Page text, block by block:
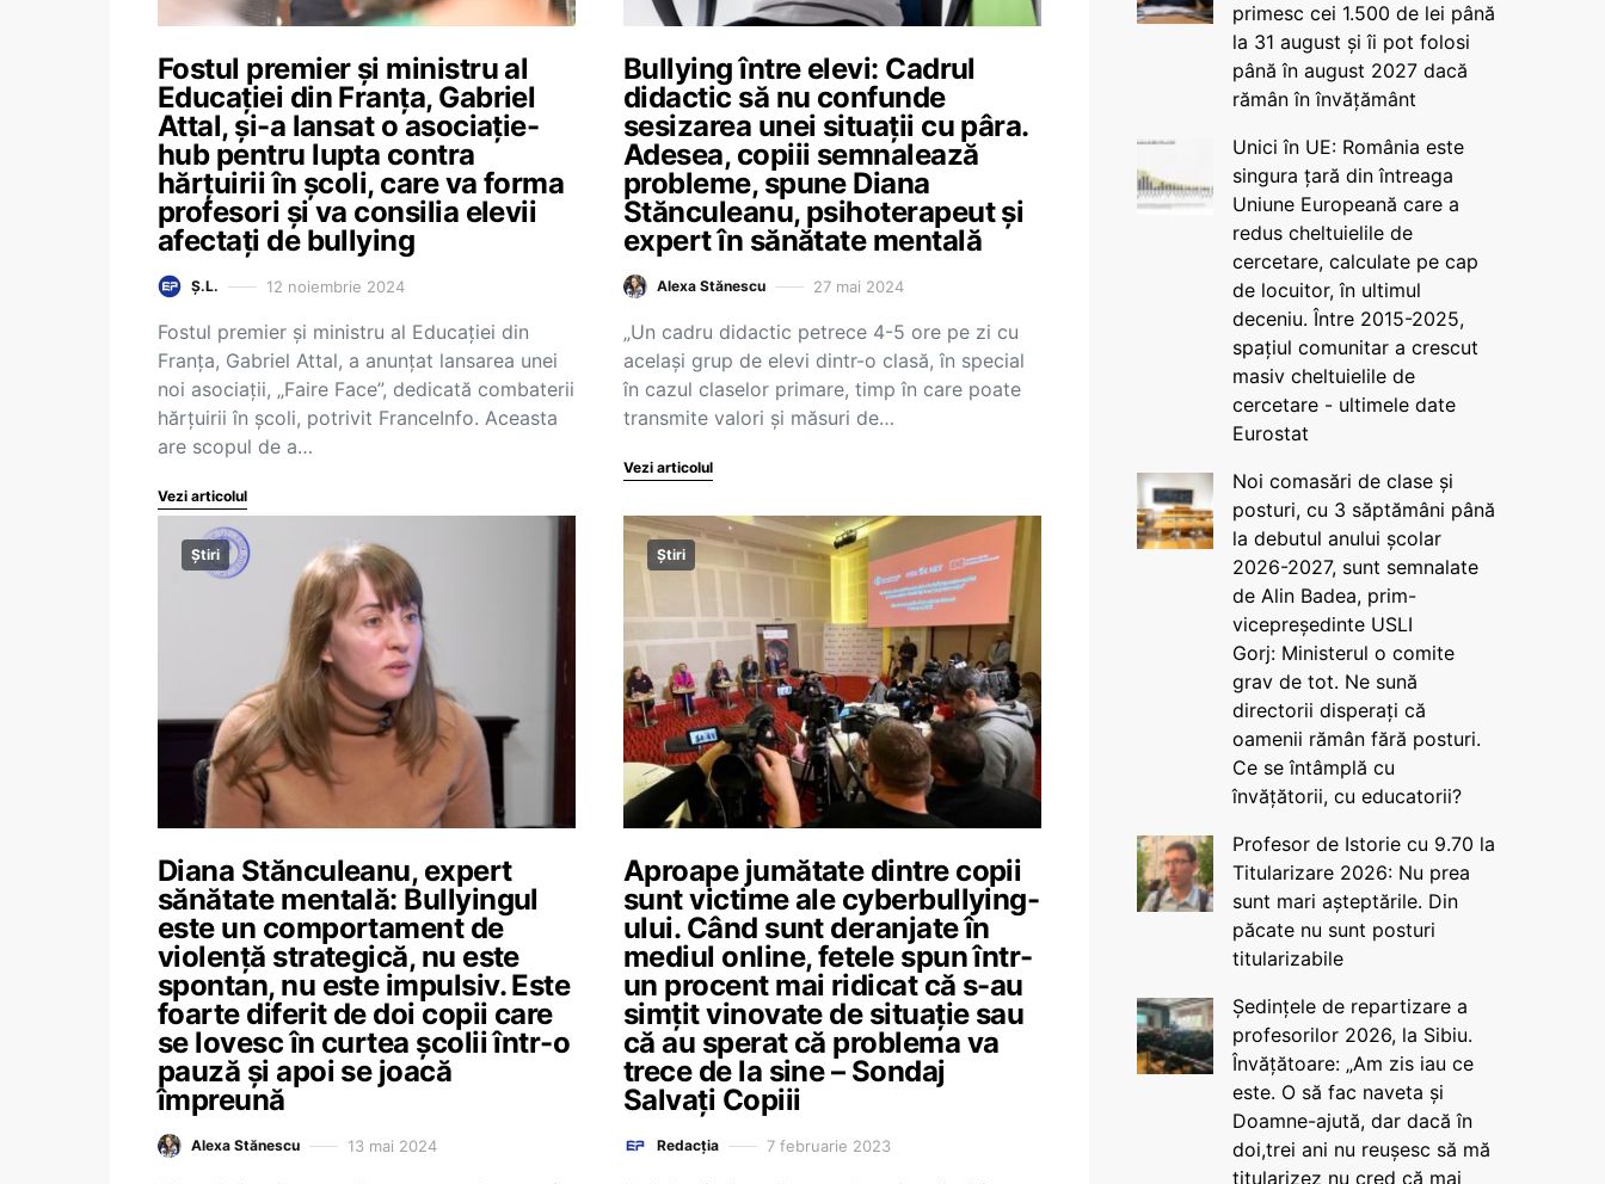
Fostul premier și ministru al
Educației din Franța, Gabriel
Attal, și-a lansat o asociație-
hub pentru lupta contra
hărțuirii în școli, care va forma
profesori și va consilia elevii
afectați de bullying
Ș.L. 12 noiembrie 2024
Fostul premier și ministru al Educației din
Franța, Gabriel Attal, a anunțat lansarea unei
noi asociații, „Faire Face”, dedicată combaterii
hărțuirii în școli, potrivit FranceInfo. Aceasta
are scopul de a…
Vezi articolul
Bullying între elevi: Cadrul
didactic să nu confunde
sesizarea unei situații cu pâra.
Adesea, copiii semnalează
probleme, spune Diana
Stănculeanu, psihoterapeut și
expert în sănătate mentală
Alexa Stănescu 27 mai 2024
„Un cadru didactic petrece 4-5 ore pe zi cu
același grup de elevi dintr-o clasă, în special
în cazul claselor primare, timp în care poate
transmite valori și măsuri de…
Vezi articolul
Știri
Diana Stănculeanu, expert
sănătate mentală: Bullyingul
este un comportament de
violență strategică, nu este
spontan, nu este impulsiv. Este
foarte diferit de doi copii care
se lovesc în curtea școlii într-o
pauză și apoi se joacă
împreună
Alexa Stănescu 13 mai 2024
Știri
Aproape jumătate dintre copii
sunt victime ale cyberbullying-
ului. Când sunt deranjate în
mediul online, fetele spun într-
un procent mai ridicat că s-au
simțit vinovate de situație sau
că au sperat că problema va
trece de la sine – Sondaj
Salvați Copiii
Redacția 7 februarie 2023
primesc cei 1.500 de lei până
la 31 august și îi pot folosi
până în august 2027 dacă
rămân în învățământ
Unici în UE: România este
singura țară din întreaga
Uniune Europeană care a
redus cheltuielile de
cercetare, calculate pe cap
de locuitor, în ultimul
deceniu. Între 2015-2025,
spațiul comunitar a crescut
masiv cheltuielile de
cercetare - ultimele date
Eurostat
Noi comasări de clase și
posturi, cu 3 săptămâni până
la debutul anului școlar
2026-2027, sunt semnalate
de Alin Badea, prim-
vicepreședinte USLI
Gorj: Ministerul o comite
grav de tot. Ne sună
directorii disperați că
oamenii rămân fără posturi.
Ce se întâmplă cu
învățătorii, cu educatorii?
Profesor de Istorie cu 9.70 la
Titularizare 2026: Nu prea
sunt mari așteptările. Din
păcate nu sunt posturi
titularizabile
Ședințele de repartizare a
profesorilor 2026, la Sibiu.
Învățătoare: „Am zis iau ce
este. O să fac naveta și
Doamne-ajută, dar dacă în
doi,trei ani nu reușesc să mă
titularizez nu cred că mai